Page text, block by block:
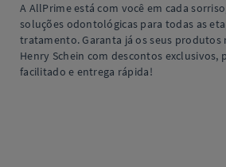
A AllPrime está com você em cada
soluções odontológicas para todas as
tratamento. Garanta já os seus produtos
Henry Schein com descontos exclusivos,
facilitado e entrega rápida!